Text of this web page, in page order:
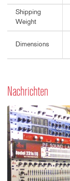
Shipping
Weight
Dimensions
Nachrichten